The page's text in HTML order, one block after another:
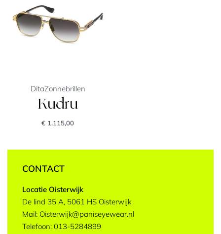
DitaZonnebrillen
Kudru
€ 1.115,00
CONTACT
Locatie Oisterwijk
De lind 35 A, 5061 HS Oisterwijk
Mail: Oisterwijk@paniseyewear.nl
Telefoon: 013-5284899